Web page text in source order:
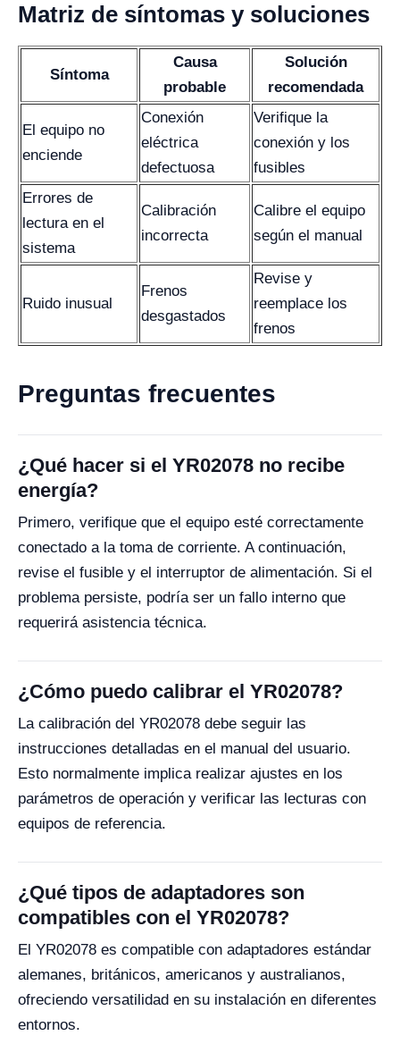
Matriz de síntomas y soluciones
Síntoma
Causa
probable
Solución
recomendada
El equipo no
enciende
Conexión
eléctrica
defectuosa
Verifique la
conexión y los
fusibles
Errores de
lectura en el
sistema
Calibración
incorrecta
Calibre el equipo
según el manual
Ruido inusual
Frenos
desgastados
Revise y
reemplace los
frenos
Preguntas frecuentes
¿Qué hacer si el YR02078 no recibe
energía?
Primero, verifique que el equipo esté correctamente
conectado a la toma de corriente. A continuación,
revise el fusible y el interruptor de alimentación. Si el
problema persiste, podría ser un fallo interno que
requerirá asistencia técnica.
¿Cómo puedo calibrar el YR02078?
La calibración del YR02078 debe seguir las
instrucciones detalladas en el manual del usuario.
Esto normalmente implica realizar ajustes en los
parámetros de operación y verificar las lecturas con
equipos de referencia.
¿Qué tipos de adaptadores son
compatibles con el YR02078?
El YR02078 es compatible con adaptadores estándar
alemanes, británicos, americanos y australianos,
ofreciendo versatilidad en su instalación en diferentes
entornos.